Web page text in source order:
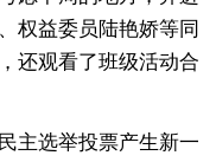
权益委员陆艳娇等同
还观看了班级活动合
主选举投票产生新一